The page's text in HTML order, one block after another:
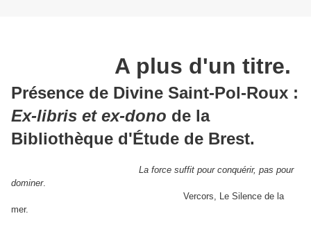
A plus d'un titre.
Présence de Divine Saint-Pol-Roux :
Ex-libris et ex-dono de la
Bibliothèque d'Étude de Brest.
La force suffit pour conquérir, pas pour
dominer.
Vercors, Le Silence de la
mer.